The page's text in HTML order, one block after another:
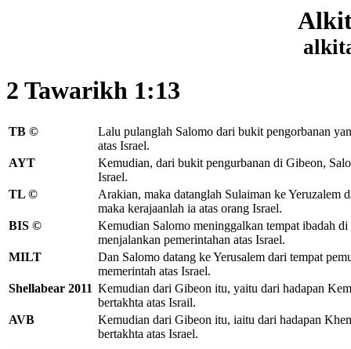
2 Tawarikh 1:13
TB ©
Lalu pulanglah Salomo dari bukit pengorbanan
atas Israel.
AYT
Kemudian, dari bukit pengurbanan di Gibeon,
Israel.
TL ©
Arakian, maka datanglah Sulaiman ke Yeruzalem
maka kerajaanlah ia atas orang Israel.
BIS ©
Kemudian Salomo meninggalkan tempat ibadah
menjalankan pemerintahan atas Israel.
MILT
Dan Salomo datang ke Yerusalem dari tempat
memerintah atas Israel.
Shellabear 2011 Kemudian dari Gibeon itu, yaitu dari hadapan
bertakhta atas Israil.
AVB
Kemudian dari Gibeon itu, iaitu dari hadapan
bertakhta atas Israel.